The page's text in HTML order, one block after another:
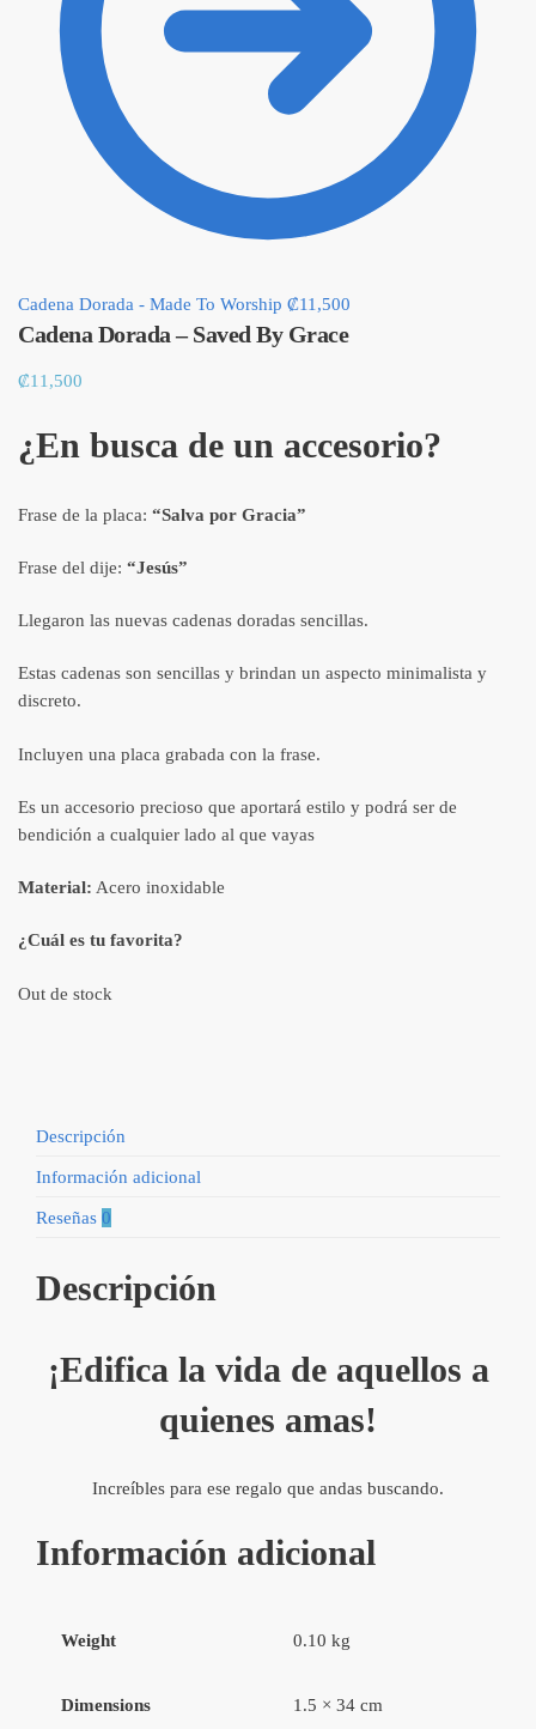
Cadena Dorada - Made To Worship ₡11,500
Cadena Dorada – Saved By Grace
₡11,500
¿En busca de un accesorio?
Frase de la placa: “Salva por Gracia”
Frase del dije: “Jesús”
Llegaron las nuevas cadenas doradas sencillas.
Estas cadenas son sencillas y brindan un aspecto minimalista y
discreto.
Incluyen una placa grabada con la frase.
Es un accesorio precioso que aportará estilo y podrá ser de
bendición a cualquier lado al que vayas
Material: Acero inoxidable
¿Cuál es tu favorita?
Out de stock
Descripción
Información adicional
Reseñas 0
Descripción
¡Edifica la vida de aquellos a
quienes amas!
Increíbles para ese regalo que andas buscando.
Información adicional
Weight 0.10 kg
Dimensions 1.5 × 34 cm